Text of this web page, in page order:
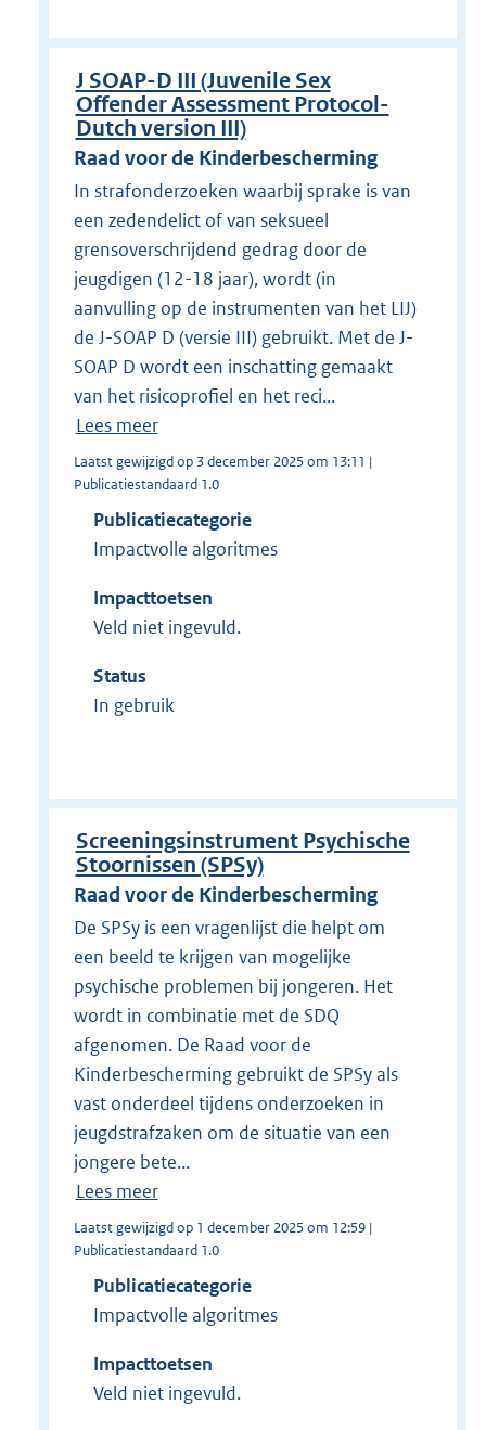
J SOAP-D III (Juvenile Sex
Offender Assessment Protocol-
Dutch version III)
Raad voor de Kinderbescherming
In strafonderzoeken waarbij sprake is van
een zedendelict of van seksueel
grensoverschrijdend gedrag door de
jeugdigen (12-18 jaar), wordt (in
aanvulling op de instrumenten van het LIJ)
de J-SOAP D (versie III) gebruikt. Met de J-
SOAP D wordt een inschatting gemaakt
van het risicoprofiel en het reci...
Lees meer
Laatst gewijzigd op 3 december 2025 om 13:11 |
Publicatiestandaard 1.0
Publicatiecategorie
Impactvolle algoritmes
Impacttoetsen
Veld niet ingevuld.
Status
In gebruik
Screeningsinstrument Psychische
Stoornissen (SPSy)
Raad voor de Kinderbescherming
De SPSy is een vragenlijst die helpt om
een beeld te krijgen van mogelijke
psychische problemen bij jongeren. Het
wordt in combinatie met de SDQ
afgenomen. De Raad voor de
Kinderbescherming gebruikt de SPSy als
vast onderdeel tijdens onderzoeken in
jeugdstrafzaken om de situatie van een
jongere bete...
Lees meer
Laatst gewijzigd op 1 december 2025 om 12:59 |
Publicatiestandaard 1.0
Publicatiecategorie
Impactvolle algoritmes
Impacttoetsen
Veld niet ingevuld.